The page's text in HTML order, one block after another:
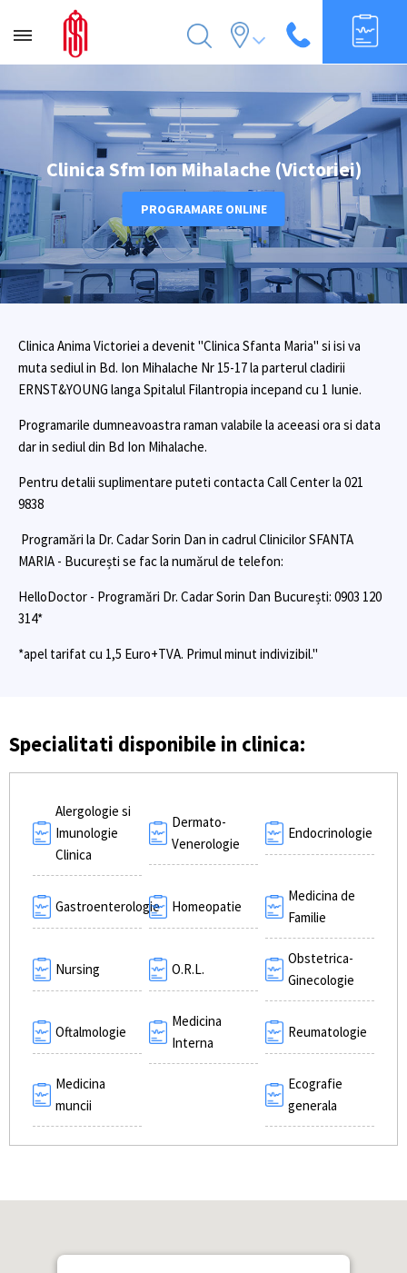
Clinica Sfm Ion Mihalache (Victoriei)
PROGRAMARE ONLINE
Clinica Anima Victoriei a devenit "Clinica Sfanta Maria" si isi va
muta sediul in Bd. Ion Mihalache Nr 15-17 la parterul cladirii
ERNST&YOUNG langa Spitalul Filantropia incepand cu 1 Iunie.
Programarile dumneavoastra raman valabile la aceeasi ora si data
dar in sediul din Bd Ion Mihalache.
Pentru detalii suplimentare puteti contacta Call Center la 021
9838
Programări la Dr. Cadar Sorin Dan in cadrul Clinicilor SFANTA
MARIA - București se fac la numărul de telefon:
HelloDoctor - Programări Dr. Cadar Sorin Dan București: 0903 120
314*
*apel tarifat cu 1,5 Euro+TVA. Primul minut indivizibil."
Specialitati disponibile in clinica:
Alergologie si
Imunologie
Clinica
Dermato-
Venerologie
Endocrinologie
Gastroenterologie Homeopatie
Medicina de
Familie
Nursing O.R.L.
Obstetrica-
Ginecologie
Oftalmologie
Medicina
Interna
Reumatologie
Medicina
muncii
Ecografie
generala